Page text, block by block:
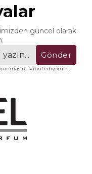
güncel olarak
Gönder
kabul ediyorum.